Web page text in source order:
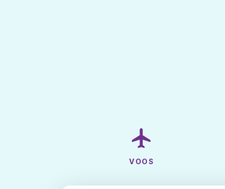
VOOS